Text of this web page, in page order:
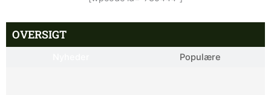
OVERSIGT
Populære